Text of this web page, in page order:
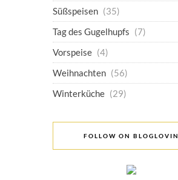
Süßspeisen (35)
Tag des Gugelhupfs (7)
Vorspeise (4)
Weihnachten (56)
Winterküche (29)
FOLLOW ON BLOGLOVIN